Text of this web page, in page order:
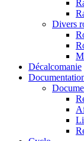
Divers
Décalcomanie